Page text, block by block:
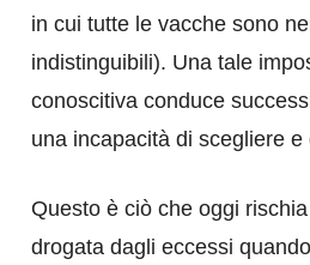
in cui tutte le vacche sono
indistinguibili). Una tale
conoscitiva conduce
una incapacità di scegliere e
Questo è ciò che oggi
drogata dagli eccessi